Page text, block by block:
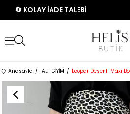
🔄 KOLAY İADE TALEBİ
Anasayfa ALT GİYİM Leopar Desenli Maxi